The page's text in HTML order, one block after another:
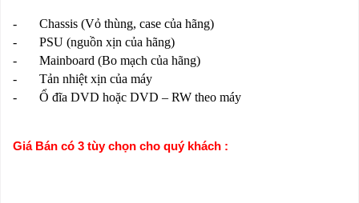
- Chassis (Vỏ thùng, case của hãng)
- PSU (nguồn xịn của hãng)
- Mainboard (Bo mạch của hãng)
- Tản nhiệt xịn của máy
- Ổ đĩa DVD hoặc DVD – RW theo máy
Giá Bán có 3 tùy chọn cho quý khách :